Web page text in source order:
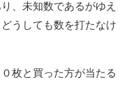
、未知数であるがゆえ
うしても数を打たなけ
枚と買った方が当たる